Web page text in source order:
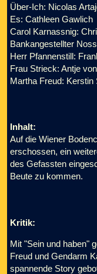
Über-Ich: Nicolas
Es: Cathleen Gawlich
Carol Karnassnig:
Bankangestellter
Herr Pfannenstill:
Frau Strieck: Antje
Martha Freud:
Inhalt:
Auf die Wiener
erschossen, ein
des Gefassten
Beute zu kommen.
Kritik:
Mit "Sein und haben"
Freud und Gendarm
spannende Story